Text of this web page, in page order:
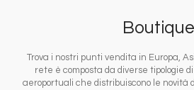
Boutique
Trova i nostri punti vendita in Europa,
rete è composta da diverse tipologie
aeroportuali che distribuiscono le novità